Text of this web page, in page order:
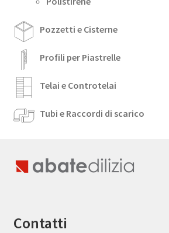
Pozzetti e Cisterne
Profili per Piastrelle
Telai e Controtelai
Tubi e Raccordi di scarico
Contatti